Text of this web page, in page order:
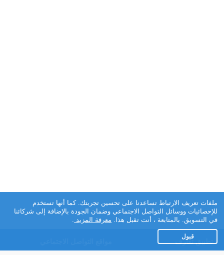
تطبيق تعارف
ملفات تعريف الارتباط تساعدنا على تحسين تجربتك. كما أنها تستخدم
للإحصائيات ووسائل التواصل الاجتماعي وضمان الجودة بالإضافة إلى شركائنا
في التسويق. بالمتابعة ، أنت تقبل هذا. معرفة المزيد .
قبول